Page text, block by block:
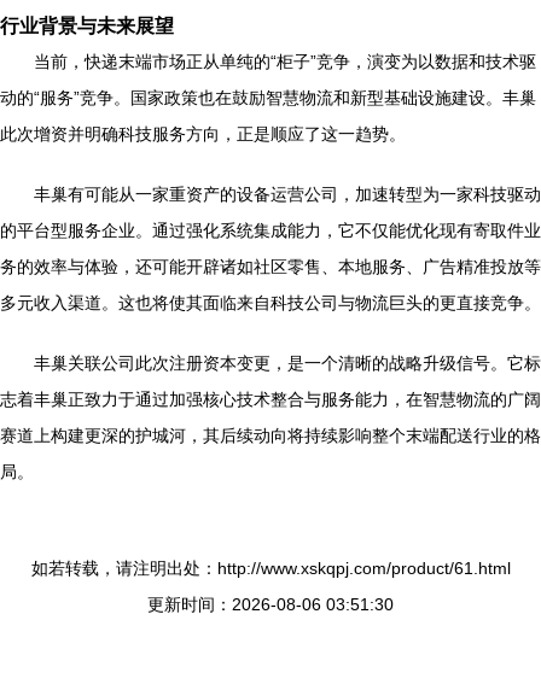
行业背景与未来展望
当前，快递末端市场正从单纯的“柜子”竞争，演变为以数据和技术驱
动的“服务”竞争。国家政策也在鼓励智慧物流和新型基础设施建设。丰巢
此次增资并明确科技服务方向，正是顺应了这一趋势。
丰巢有可能从一家重资产的设备运营公司，加速转型为一家科技驱动
的平台型服务企业。通过强化系统集成能力，它不仅能优化现有寄取件业
务的效率与体验，还可能开辟诸如社区零售、本地服务、广告精准投放等
多元收入渠道。这也将使其面临来自科技公司与物流巨头的更直接竞争。
丰巢关联公司此次注册资本变更，是一个清晰的战略升级信号。它标
志着丰巢正致力于通过加强核心技术整合与服务能力，在智慧物流的广阔
赛道上构建更深的护城河，其后续动向将持续影响整个末端配送行业的格
局。
如若转载，请注明出处：http://www.xskqpj.com/product/61.html
更新时间：2026-08-06 03:51:30